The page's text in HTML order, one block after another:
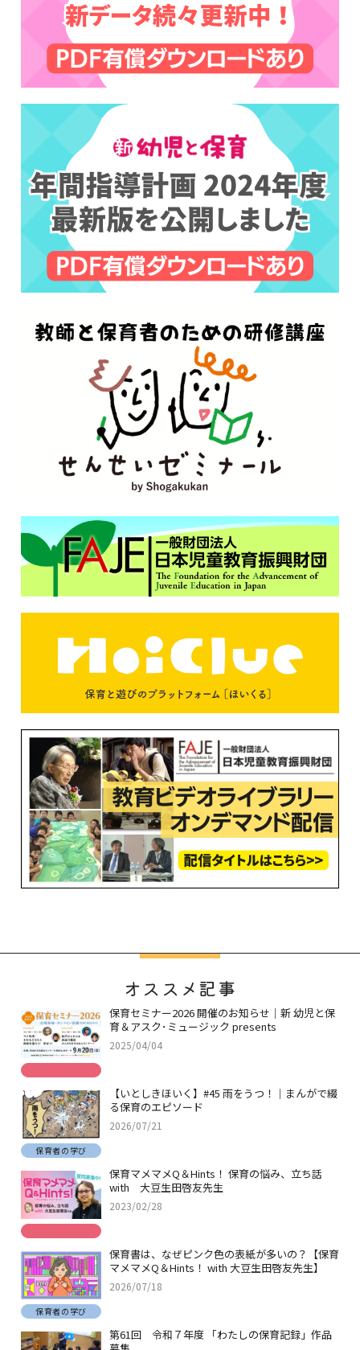
オススメ記事
保育セミナー2026 開催のお知らせ｜新 幼児と保
育＆アスク･ミュージック presents
2025/04/04
【いとしきほいく】#45 雨をうつ！｜まんがで綴
る保育のエピソード
2026/07/21
保育者の学び
保育マメマメQ＆Hints！ 保育の悩み、立ち話
with 大豆生田啓友先生
2023/02/28
保育書は、なぜピンク色の表紙が多いの？【保育
マメマメQ＆Hints！ with 大豆生田啓友先生】
2026/07/18
保育者の学び
第61回 令和７年度 「わたしの保育記録」作品